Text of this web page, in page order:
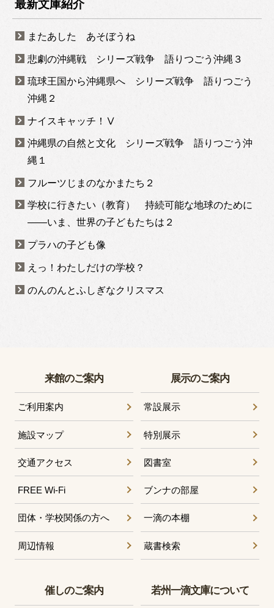
最新文庫紹介
またあした あそぼうね
悲劇の沖縄戦 シリーズ戦争 語りつごう沖縄３
琉球王国から沖縄県へ シリーズ戦争 語りつごう
沖縄２
ナイスキャッチ！Ⅴ
沖縄県の自然と文化 シリーズ戦争 語りつごう沖
縄１
フルーツじまのなかまたち２
学校に行きたい（教育） 持続可能な地球のために
――いま、世界の子どもたちは２
プラハの子ども像
えっ！わたしだけの学校？
のんのんとふしぎなクリスマス
来館のご案内
ご利用案内
施設マップ
交通アクセス
FREE Wi-Fi
団体・学校関係の方へ
周辺情報
展示のご案内
常設展示
特別展示
図書室
ブンナの部屋
一滴の本棚
蔵書検索
催しのご案内 若州一滴文庫について